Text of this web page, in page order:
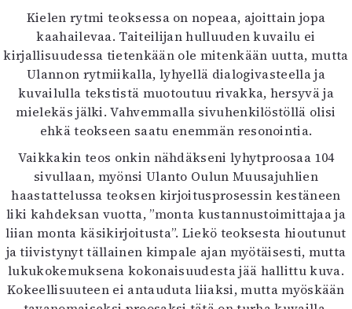
Kielen rytmi teoksessa on nopeaa, ajoittain jopa
kaahailevaa. Taiteilijan hulluuden kuvailu ei
kirjallisuudessa tietenkään ole mitenkään uutta, mutta
Ulannon rytmiikalla, lyhyellä dialogivasteella ja
kuvailulla tekstistä muotoutuu rivakka, hersyvä ja
mielekäs jälki. Vahvemmalla sivuhenkilöstöllä olisi
ehkä teokseen saatu enemmän resonointia.
Vaikkakin teos onkin nähdäkseni lyhytproosaa 104
sivullaan, myönsi Ulanto Oulun Muusajuhlien
haastattelussa teoksen kirjoitusprosessin kestäneen
liki kahdeksan vuotta, ”monta kustannustoimittajaa ja
liian monta käsikirjoitusta”. Liekö teoksesta hioutunut
ja tiivistynyt tällainen kimpale ajan myötäisesti, mutta
lukukokemuksena kokonaisuudesta jää hallittu kuva.
Kokeellisuuteen ei antauduta liiaksi, mutta myöskään